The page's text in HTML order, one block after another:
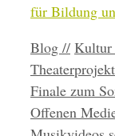
für Bildung
Kategorien
Blog // Kultur
Theaterprojekt
Finale zum
Offenen